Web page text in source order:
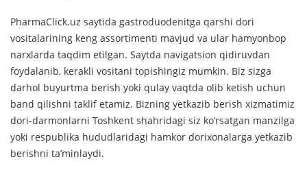
PharmaClick.uz saytida gastroduodenitga qarshi dori
vositalarining keng assortimenti mavjud va ular hamyonbop
narxlarda taqdim etilgan. Saytda navigatsion qidiruvdan
foydalanib, kerakli vositani topishingiz mumkin. Biz sizga
darhol buyurtma berish yoki qulay vaqtda olib ketish uchun
band qilishni taklif etamiz. Bizning yetkazib berish xizmatimiz
dori-darmonlarni Toshkent shahridagi siz ko‘rsatgan manzilga
yoki respublika hududlaridagi hamkor dorixonalarga yetkazib
berishni ta’minlaydi.